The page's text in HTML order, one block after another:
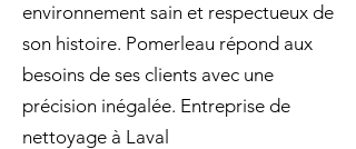
environnement sain et respectueux de
son histoire. Pomerleau répond aux
besoins de ses clients avec une
précision inégalée. Entreprise de
nettoyage à Laval